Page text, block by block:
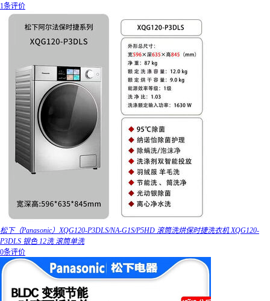
1条评价
松下（Panasonic）XQG120-P3DLS/NA-G1S/P5HD 滚筒洗烘保时捷洗衣机 XQG120-
P3DLS 银色 12洗 滚筒单洗
0条评价